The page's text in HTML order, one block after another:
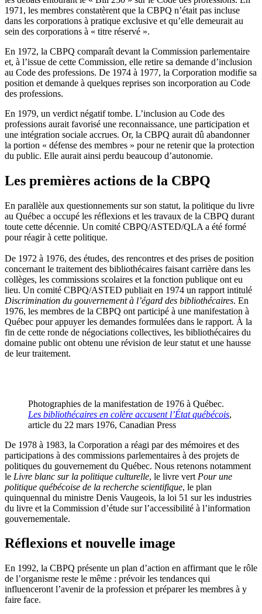
1971, les membres constatèrent que la CBPQ n’était pas incluse
dans les corporations à pratique exclusive et qu’elle demeurait au
sein des corporations à « titre réservé ».
En 1972, la CBPQ comparaît devant la Commission parlementaire
et, à l’issue de cette Commission, elle retire sa demande d’inclusion
au Code des professions. De 1974 à 1977, la Corporation modifie sa
position et demande à quelques reprises son incorporation au Code
des professions.
En 1979, un verdict négatif tombe. L’inclusion au Code des
professions aurait favorisé une reconnaissance, une participation et
une intégration sociale accrues. Or, la CBPQ aurait dû abandonner
la portion « défense des membres » pour ne retenir que la protection
du public. Elle aurait ainsi perdu beaucoup d’autonomie.
Les premières actions de la CBPQ
En parallèle aux questionnements sur son statut, la politique du livre
au Québec a occupé les réflexions et les travaux de la CBPQ durant
toute cette décennie. Un comité CBPQ/ASTED/QLA a été formé
pour réagir à cette politique.
De 1972 à 1976, des études, des rencontres et des prises de position
concernant le traitement des bibliothécaires faisant carrière dans les
collèges, les commissions scolaires et la fonction publique ont eu
lieu. Un comité CBPQ/ASTED publiait en 1974 un rapport intitulé
Discrimination du gouvernement à l’égard des bibliothécaires. En
1976, les membres de la CBPQ ont participé à une manifestation à
Québec pour appuyer les demandes formulées dans le rapport. À la
fin de cette ronde de négociations collectives, les bibliothécaires du
domaine public ont obtenu une révision de leur statut et une hausse
de leur traitement.
Photographies de la manifestation de 1976 à Québec.
Les bibliothécaires en colère accusent l’État québécois,
article du 22 mars 1976, Canadian Press
De 1978 à 1983, la Corporation a réagi par des mémoires et des
participations à des commissions parlementaires à des projets de
politiques du gouvernement du Québec. Nous retenons notamment
le Livre blanc sur la politique culturelle, le livre vert Pour une
politique québécoise de la recherche scientifique, le plan
quinquennal du ministre Denis Vaugeois, la loi 51 sur les industries
du livre et la Commission d’étude sur l’accessibilité à l’information
gouvernementale.
Réflexions et nouvelle image
En 1992, la CBPQ présente un plan d’action en affirmant que le rôle
de l’organisme reste le même : prévoir les tendances qui
influenceront l’avenir de la profession et préparer les membres à y
faire face.